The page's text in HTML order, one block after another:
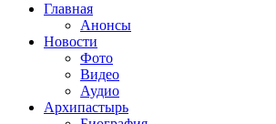
Главная
Анонсы
Новости
Фото
Видео
Аудио
Архипастырь